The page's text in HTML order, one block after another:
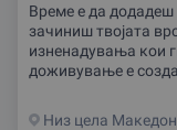
Време е да додадеш
зачиниш твојата
изненадувања кои
доживување е
Низ цела